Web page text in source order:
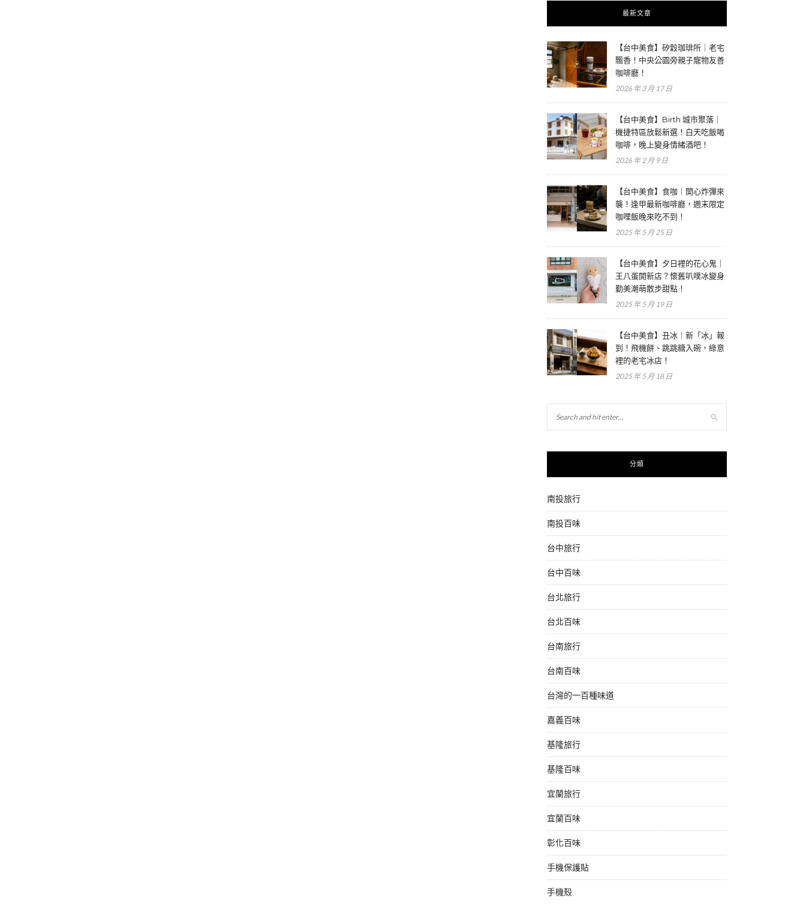
最新文章
【台中美食】矽穀珈琲所｜老宅
飄香！中央公園旁親子寵物友善
咖啡廳！
2026 年 3 月 17 日
【台中美食】Birth 城市聚落｜
機捷特區放鬆新選！白天吃飯喝
咖啡，晚上變身情緒酒吧！
2026 年 2 月 9 日
【台中美食】食咖｜開心炸彈來
襲！逢甲最新咖啡廳，週末限定
咖哩飯晚來吃不到！
2025 年 5 月 25 日
【台中美食】夕日裡的花心鬼｜
王八蛋開新店？懷舊叭噗冰變身
勤美潮萌散步甜點！
2025 年 5 月 19 日
【台中美食】丑冰｜新「冰」報
到！飛機餅、跳跳糖入碗，綠意
裡的老宅冰店！
2025 年 5 月 18 日
分類
南投旅行
南投百味
台中旅行
台中百味
台北旅行
台北百味
台南旅行
台南百味
台灣的一百種味道
嘉義百味
基隆旅行
基隆百味
宜蘭旅行
宜蘭百味
彰化百味
手機保護貼
手機殼